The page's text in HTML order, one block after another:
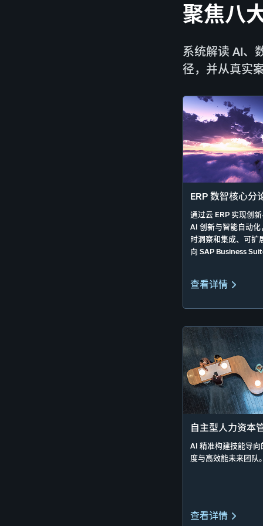
聚焦八
系统解读 AI、
径，并从真实
ERP 数智核心分
通过云 ERP 实现创
AI 创新与智能自动
时洞察和集成、可扩
向 SAP Business
查看详情
自主型人力资本
AI 精准构建技能导
度与高效能未来团队
查看详情